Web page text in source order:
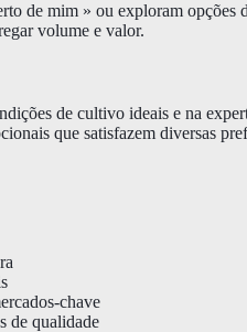
de mim » ou exploram opções
volume e valor.
de cultivo ideais e na
que satisfazem diversas
chave
de qualidade